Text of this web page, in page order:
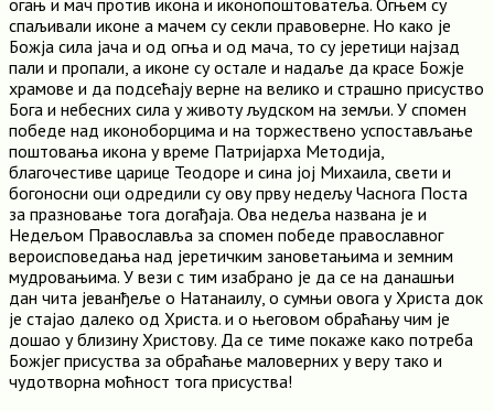
огањ и мач против икона и иконопоштоватеља. Огњем су
спаљивали иконе а мачем су секли правоверне. Но како је
Божја сила јача и од огња и од мача, то су јеретици најзад
пали и пропали, а иконе су остале и надаље да красе Божје
храмове и да подсећају верне на велико и страшно присуство
Бога и небесних сила у животу људском на земљи. У спомен
победе над иконоборцима и на торжествено успостављање
поштовања икона у време Патријарха Методија,
благочестиве царице Теодоре и сина јој Михаила, свети и
богоносни оци одредили су ову прву недељу Часнога Поста
за празновање тога догађаја. Ова недеља названа је и
Недељом Православља за спомен победе православног
вероисповедања над јеретичким зановетањима и земним
мудровањима. У вези с тим изабрано је да се на данашњи
дан чита јеванђеље о Натанаилу, о сумњи овога у Христа док
је стајао далеко од Христа. и о његовом обраћању чим је
дошао у близину Христову. Да се тиме покаже како потреба
Божјег присуства за обраћање маловерних у веру тако и
чудотворна моћност тога присуства!